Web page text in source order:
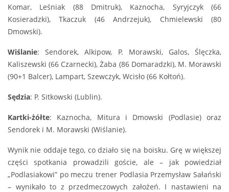
Komar, Leśniak (88 Dmitruk), Kaznocha, Syryjczyk (66
Kosieradzki), Tkaczuk (46 Andrzejuk), Chmielewski (80
Dmowski).
Wiślanie: Sendorek, Alkipow, P. Morawski, Galos, Ślęczka,
Kaliszewski (66 Czarnecki), Żaba (86 Domaradzki), M. Morawski
(90+1 Balcer), Lampart, Szewczyk, Wcisło (66 Kołtoń).
Sędzia: P. Sitkowski (Lublin).
Kartki-żółte: Kaznocha, Mitura i Dmowski (Podlasie) oraz
Sendorek i M. Morawski (Wiślanie).
Wynik nie oddaje tego, co działo się na boisku. Grę w większej
części spotkania prowadzili goście, ale – jak powiedział
„Podlasiakowi” po meczu trener Podlasia Przemysław Sałański
– wynikało to z przedmeczowych założeń. I nastawieni na